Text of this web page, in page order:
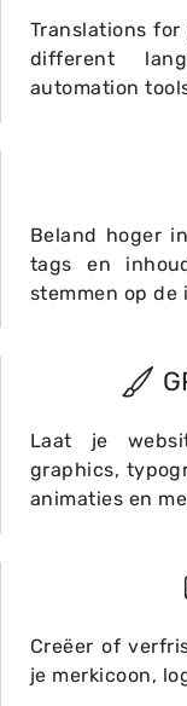
Translations
different
automation
Beland hoger
tags en
stemmen op de
Laat je
graphics,
animaties en
Creëer of
je merkicoon,